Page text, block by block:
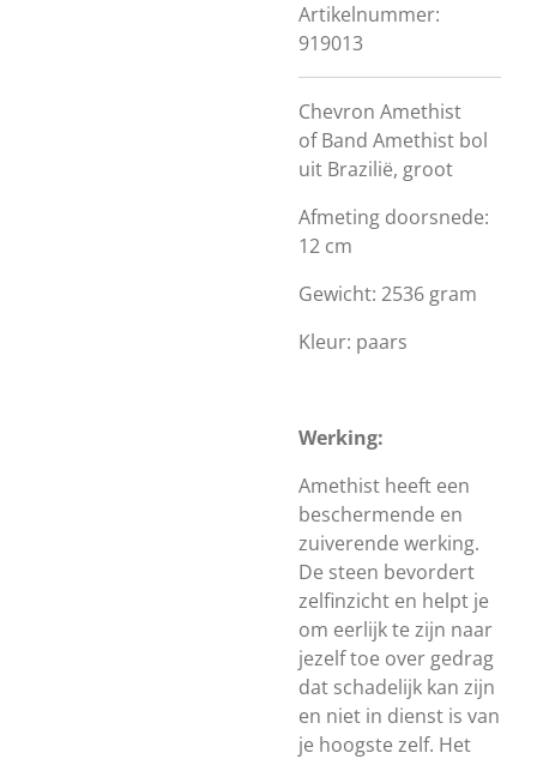
Artikelnummer:
919013
Chevron Amethist
ofBand Amethist bol
uit Brazilië, groot
Afmeting doorsnede:
12 cm
Gewicht: 2536 gram
Kleur: paars
Werking:
Amethist heeft een
beschermende en
zuiverende werking.
De steen bevordert
zelfinzicht en helpt je
om eerlijk te zijn naar
jezelf toe over gedrag
dat schadelijk kan zijn
en niet in dienst is van
je hoogste zelf. Het